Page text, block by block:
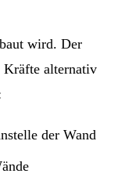
wird. Der
Kräfte alternativ
der Wand